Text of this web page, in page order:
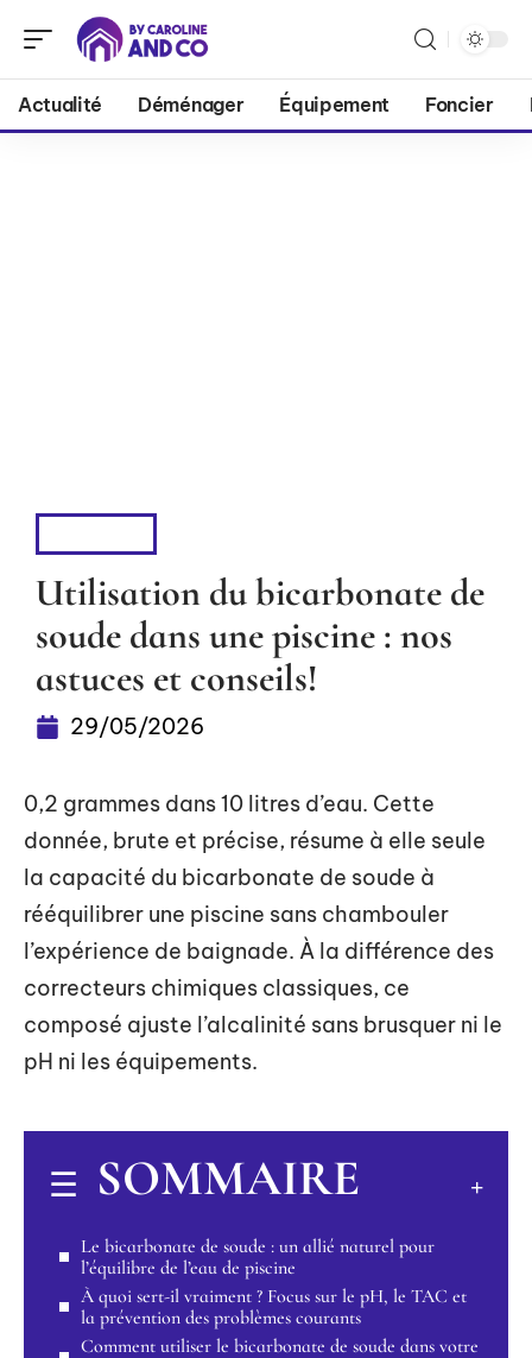
Actualité Déménager Équipement Foncier
Utilisation du bicarbonate de
soude dans une piscine : nos
astuces et conseils!
29/05/2026
0,2 grammes dans 10 litres d’eau. Cette
donnée, brute et précise, résume à elle seule
la capacité du bicarbonate de soude à
rééquilibrer une piscine sans chambouler
l’expérience de baignade. À la différence des
correcteurs chimiques classiques, ce
composé ajuste l’alcalinité sans brusquer ni le
pH ni les équipements.
SOMMAIRE
Le bicarbonate de soude : un allié naturel pour
l’équilibre de l’eau de piscine
À quoi sert-il vraiment ? Focus sur le pH, le TAC et
la prévention des problèmes courants
Comment utiliser le bicarbonate de soude dans votre